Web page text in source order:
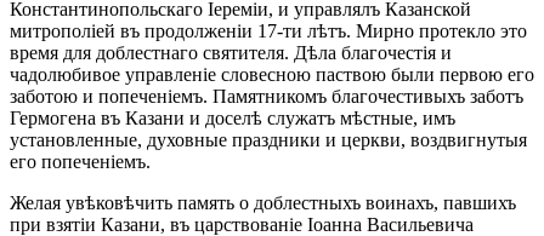
Константинопольскаго Іереміи, и управлялъ Казанской
митрополіей въ продолженіи 17-ти лѣтъ. Мирно протекло это
время для доблестнаго святителя. Дѣла благочестія и
чадолюбивое управленіе словесною паствою были первою его
заботою и попеченіемъ. Памятникомъ благочестивыхъ заботъ
Гермогена въ Казани и доселѣ служатъ мѣстные, имъ
установленные, духовные праздники и церкви, воздвигнутыя
его попеченіемъ.
Желая увѣковѣчить память о доблестныхъ воинахъ, павшихъ
при взятіи Казани, въ царствованіе Іоанна Васильевича